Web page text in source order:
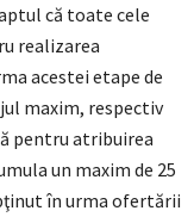
că toate cele
realizarea
acestei etape de
maxim, respectiv
pentru atribuirea
un maxim de 25
în urma ofertării